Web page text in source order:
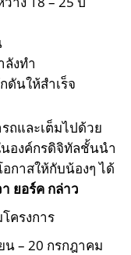
งทำ
นให้สำเร็จ
ถและเต็มไปด้วย
นองค์กรดิจิทัลชั้นนำ
กาสให้กับน้องๆ ได้
ยอร์ค กล่าว
ครงการ
– 20 กรกฎาคม